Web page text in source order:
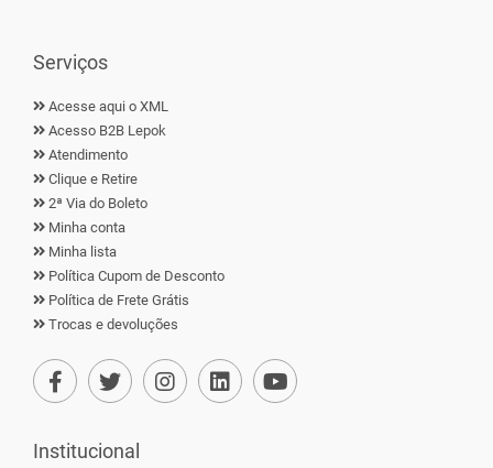
Serviços
Acesse aqui o XML
Acesso B2B Lepok
Atendimento
Clique e Retire
2ª Via do Boleto
Minha conta
Minha lista
Política Cupom de Desconto
Política de Frete Grátis
Trocas e devoluções
Institucional